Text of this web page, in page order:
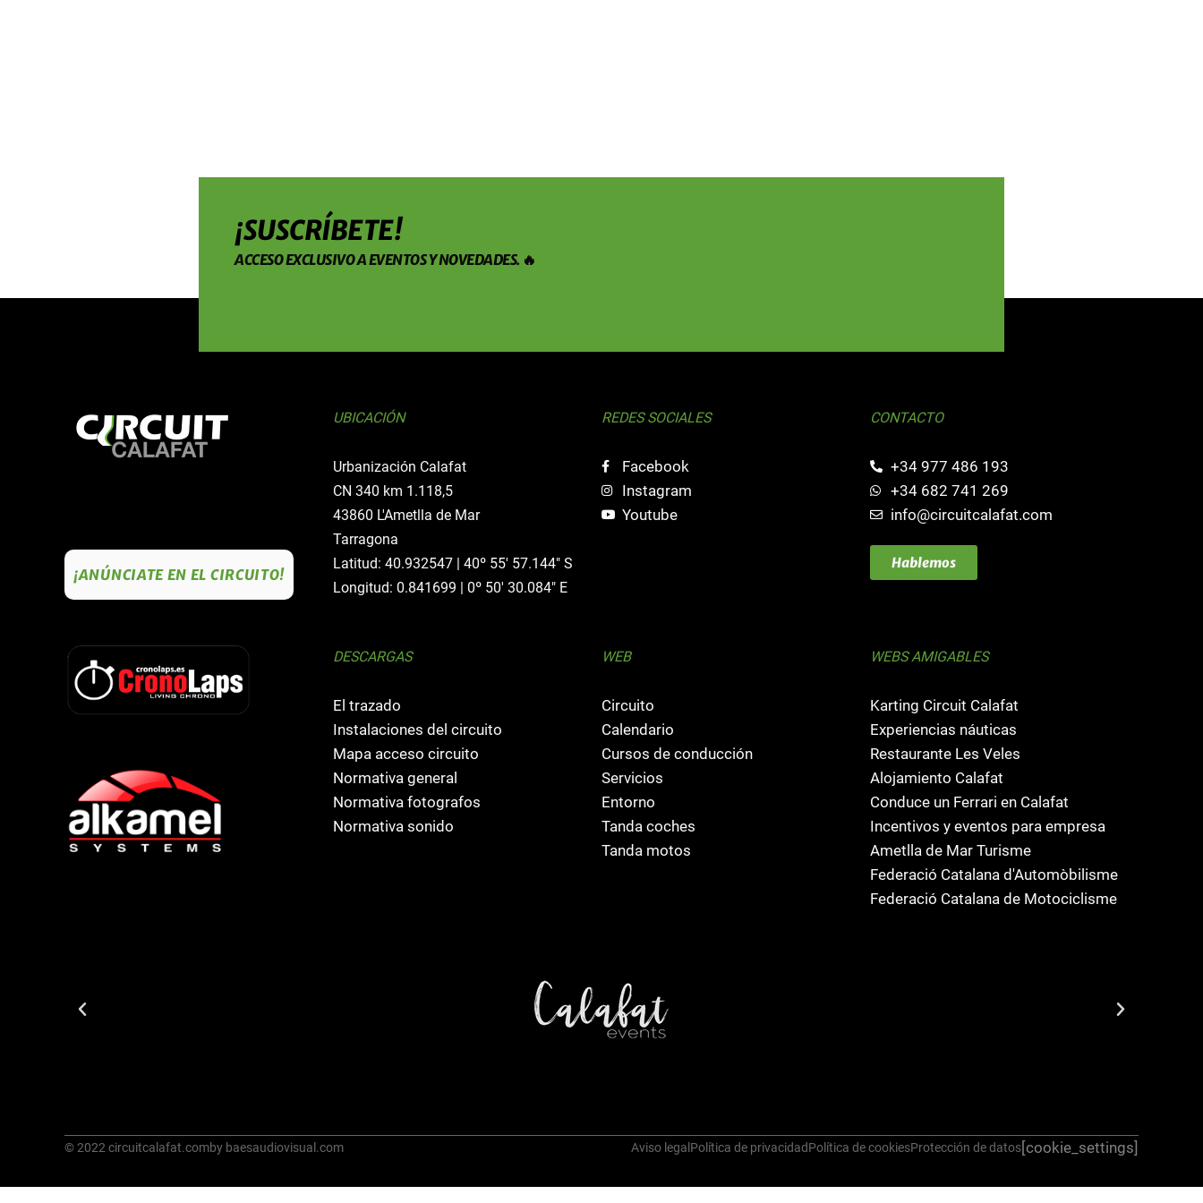
¡SUSCRÍBETE!
ACCESO EXCLUSIVO A EVENTOS Y NOVEDADES. 🔥
¡ANÚNCIATE EN EL CIRCUITO!
UBICACIÓN
Urbanización Calafat
CN 340 km 1.118,5
43860 L'Ametlla de Mar
Tarragona
Latitud: 40.932547 | 40º 55' 57.144" S
Longitud: 0.841699 | 0º 50' 30.084" E
REDES SOCIALES
Facebook
Instagram
Youtube
CONTACTO
+34 977 486 193
+34 682 741 269
info@circuitcalafat.com
Hablemos
DESCARGAS
El trazado
Instalaciones del circuito
Mapa acceso circuito
Normativa general
Normativa fotografos
Normativa sonido
WEB
Circuito
Calendario
Cursos de conducción
Servicios
Entorno
Tanda coches
Tanda motos
WEBS AMIGABLES
Karting Circuit Calafat
Experiencias náuticas
Restaurante Les Veles
Alojamiento Calafat
Conduce un Ferrari en Calafat
Incentivos y eventos para empresa
Ametlla de Mar Turisme
Federació Catalana d'Automòbilisme
Federació Catalana de Motociclisme
© 2022 circuitcalafat.comby baesaudiovisual.com Aviso legal Política de privacidadPolítica de cookiesProtección de datos[cookie_settings]